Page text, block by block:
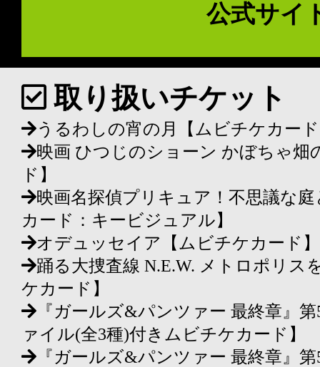
公式サイ
取り扱いチケット
うるわしの宵の月【ムビチケカー
映画 ひつじのショーン かぼちゃ畑
ド】
映画名探偵プリキュア！不思議な
カード：キービジュアル】
オデュッセイア【ムビチケカード】
踊る大捜査線 N.E.W. メトロポリス
ケカード】
『ガールズ&パンツァー 最終章』
ァイル(全3種)付きムビチケカード】
『ガールズ&パンツァー 最終章』